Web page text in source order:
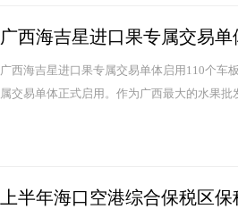
广西海吉星进口果专属交易
广西海吉星进口果专属交易单体启用110个车
属交易单体正式启用。作为广西最大的水果
上半年海口空港综合保税区